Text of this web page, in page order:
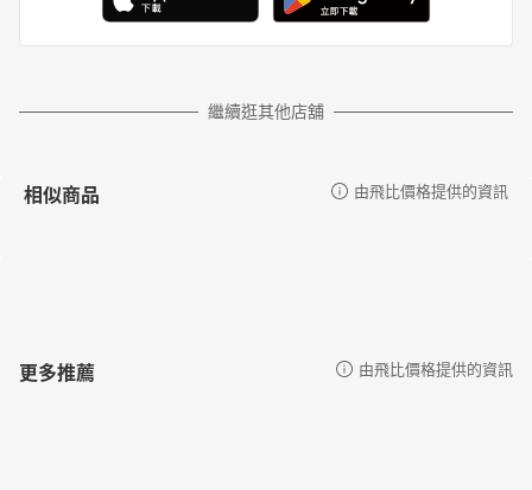
繼續逛其他店舖
相似商品 由飛比價格提供的資訊
更多推薦 由飛比價格提供的資訊